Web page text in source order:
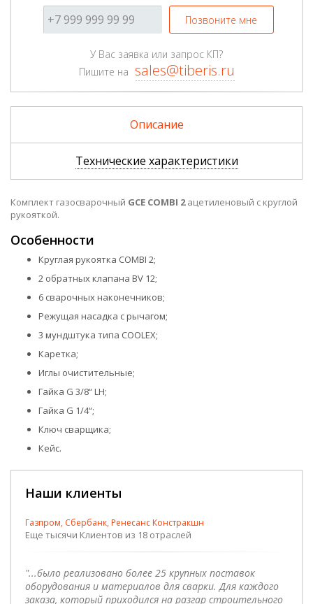
Позвоните мне
У Вас заявка или запрос КП?
Пишите на sales@tiberis.ru
Описание
Технические характеристики
Комплект газосварочный GCE COMBI 2ацетиленовый с круглой
рукояткой.
Особенности
Круглая рукоятка COMBI 2;
2 обратных клапана ВV 12;
6 сварочных наконечников;
Режущая насадка с рычагом;
3 мундштука типа COOLEX;
Каретка;
Иглы очистительные;
Гайка G 3/8“ LH;
Гайка G 1/4“;
Ключ сварщика;
Кейс.
Наши клиенты
Газпром, Сбербанк, Ренесанс Констракшн
Еще тысячи Клиентов из 18 отраслей
"...было реализовано более 25 крупных поставок
оборудования и материалов для сварки. Для каждого
заказа, который приходился на разгар строительного